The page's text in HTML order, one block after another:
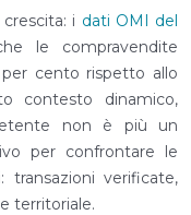
i dati OMI del
le compravendite
per cento rispetto allo
contesto dinamico,
non è più un
per confrontare le
transazioni verificate,
territoriale.